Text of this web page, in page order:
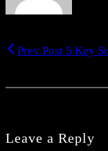
Prev Post 5 Key
Leave a Reply